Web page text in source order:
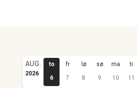
AUG.
2026
to
6
fr
7
lø
8
sø
9
ma
10
ti
11